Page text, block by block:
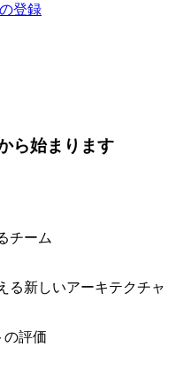
登録
ら始まります
チーム
る新しいアーキテクチャ
の評価